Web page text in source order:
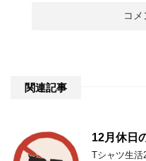
関連記事
12月休日
Tシャツ生活